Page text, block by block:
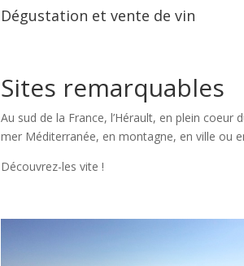
Dégustation et vente de vin
Sites remarquables
Au sud de la France, l’Hérault, en plein
mer Méditerranée, en montagne, en ville ou
Découvrez-les vite !